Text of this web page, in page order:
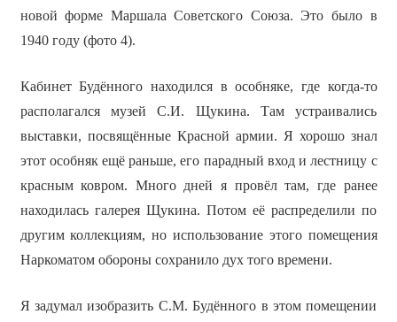
новой форме Маршала Советского Союза. Это было в
1940 году (фото 4).
Кабинет Будённого находился в особняке, где когда-то
располагался музей С.И. Щукина. Там устраивались
выставки, посвящённые Красной армии. Я хорошо знал
этот особняк ещё раньше, его парадный вход и лестницу с
красным ковром. Много дней я провёл там, где ранее
находилась галерея Щукина. Потом её распределили по
другим коллекциям, но использование этого помещения
Наркоматом обороны сохранило дух того времени.
Я задумал изобразить С.М. Будённого в этом помещении